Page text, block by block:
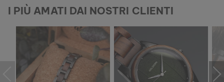
I PIÙ AMATI DAI NOSTRI CLIENTI